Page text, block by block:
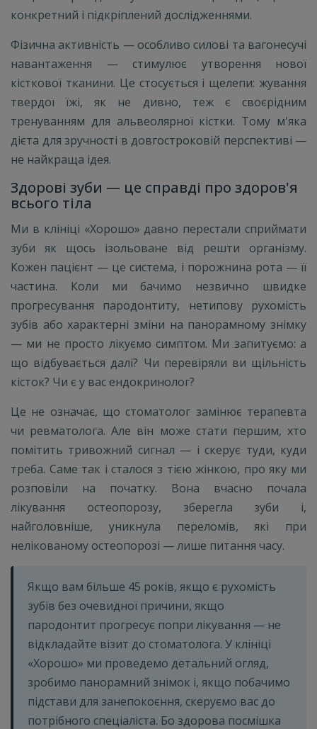
конкретний і підкріплений дослідженнями.
Фізична активність — особливо силові та вагонесучі
навантаження — стимулює утворення нової
кісткової тканини. Це стосується і щелепи: жування
твердої їжі, як не дивно, теж є своєрідним
тренуванням для альвеолярної кістки. Тому м'яка
дієта для зручності в довгостроковій перспективі —
не найкраща ідея.
Здорові зуби — це справді про здоров'я
всього тіла
Ми в клініці «Хорошо» давно перестали сприймати
зуби як щось ізольоване від решти організму.
Кожен пацієнт — це система, і порожнина рота — її
частина. Коли ми бачимо незвично швидке
прогресування пародонтиту, нетипову рухомість
зубів або характерні зміни на панорамному знімку
— ми не просто лікуємо симптом. Ми запитуємо: а
що відбувається далі? Чи перевіряли ви щільність
кісток? Чи є у вас ендокринолог?
Це не означає, що стоматолог замінює терапевта
чи ревматолога. Але він може стати першим, хто
помітить тривожний сигнал — і скерує туди, куди
треба. Саме так і сталося з тією жінкою, про яку ми
розповіли на початку. Вона вчасно почала
лікування остеопорозу, зберегла зуби і,
найголовніше, уникнула переломів, які при
нелікованому остеопорозі — лише питання часу.
Якщо вам більше 45 років, якщо є рухомість
зубів без очевидної причини, якщо
пародонтит прогресує попри лікування — не
відкладайте візит до стоматолога. У клініці
«Хорошо» ми проведемо детальний огляд,
зробимо панорамний знімок і, якщо побачимо
підстави для занепокоєння, скеруємо вас до
потрібного спеціаліста. Бо здорова посмішка